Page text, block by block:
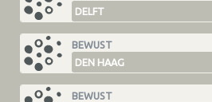
DELFT
BEWUST
DEN HAAG
BEWUST